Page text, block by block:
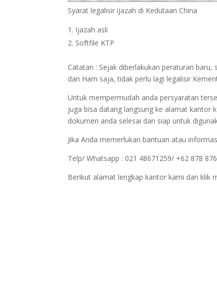
Syarat legalisir ijazah di Kedutaan China
Ijazah asli
Softfile KTP
Catatan : Sejak diberlakukan peraturan
dan Ham saja, tidak perlu lagi legalisir
Untuk mempermudah anda persyaratan
juga bisa datang langsung ke alamat kantor
dokumen anda selesai dan siap untuk
Jika Anda memerlukan bantuan atau
Telp/ Whatsapp : 021 48671259/ +62 878
Berikut alamat lengkap kantor kami dan klik